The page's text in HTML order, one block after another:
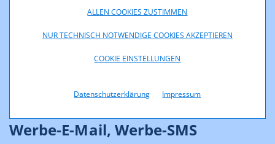
ALLEN COOKIES ZUSTIMMEN
NUR TECHNISCH NOTWENDIGE COOKIES AKZEPTIEREN
COOKIE EINSTELLUNGEN
Datenschutzerklärung Impressum
Welche sonstigen Arten von
Werbe-E-Mail, Werbe-SMS